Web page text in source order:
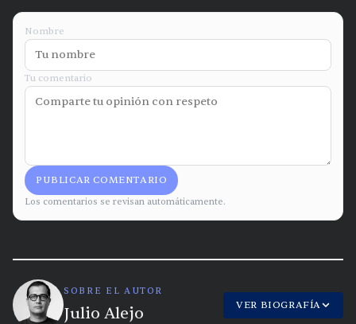
Nombre
Tu comentario
PUBLICAR COMENTARIO
Los comentarios se revisan automáticamente.
SOBRE EL AUTOR
Julio Alejo VER BIOGRAFÍA